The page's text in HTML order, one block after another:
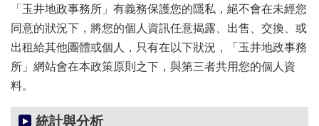
資
料
開
放
宣
告
「玉井地政事務所」有義務保護您的隱私，絕不會在未經您
同意的狀況下，將您的個人資訊任意揭露、出售、交換、或
出租給其他團體或個人，只有在以下狀況，「玉井地政事務
所」網站會在本政策原則之下，與第三者共用您的個人資
料。
統計與分析